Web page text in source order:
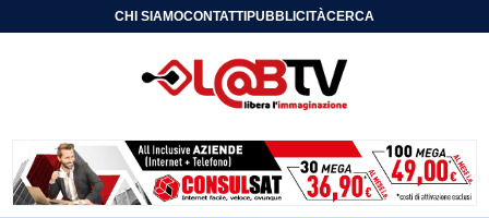
CHI SIAMOCONTATTIPUBBLICITÀCERCA